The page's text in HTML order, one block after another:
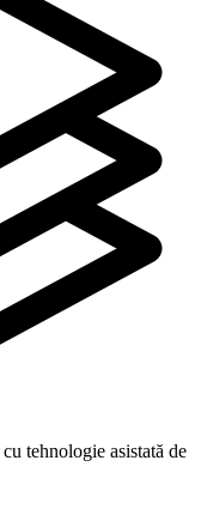
tehnologie asistată de